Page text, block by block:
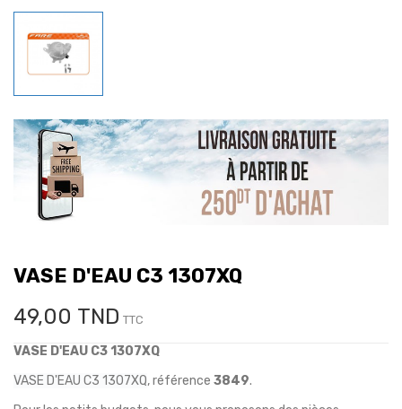
VASE D'EAU C3 1307XQ
49,00 TND TTC
VASE D'EAU C3 1307XQ
VASE D'EAU C3 1307XQ, référence 3849.